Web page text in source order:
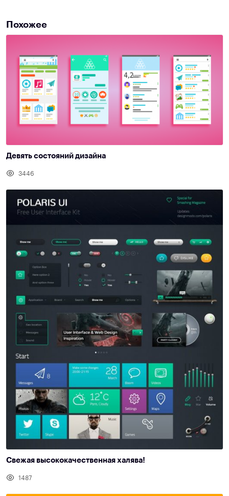
Похожее
Девять состояний дизайна
3446
Свежая высококачественная халява!
1487